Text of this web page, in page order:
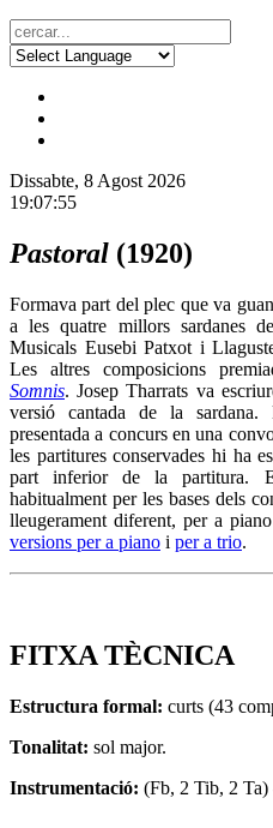
Dissabte, 8 Agost 2026
19:07:56
Pastoral (1920)
Formava part del plec que va
a les quatre millors sardanes
Musicals Eusebi Patxot i
Les altres composicions
Somnis. Josep Tharrats va
versió cantada de la sardana.
presentada a concurs en una
les partitures conservades hi ha
part inferior de la partitura.
habitualment per les bases dels
lleugerament diferent, per a
versions per a piano i per a trio.
FITXA TÈCNICA
Estructura formal: curts (43
Tonalitat: sol major.
Instrumentació: (Fb, 2 Tib, 2